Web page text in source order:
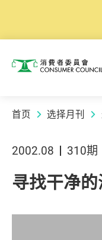
消费者委员会
首页 选择月刊
2002.08 310期
寻找干净